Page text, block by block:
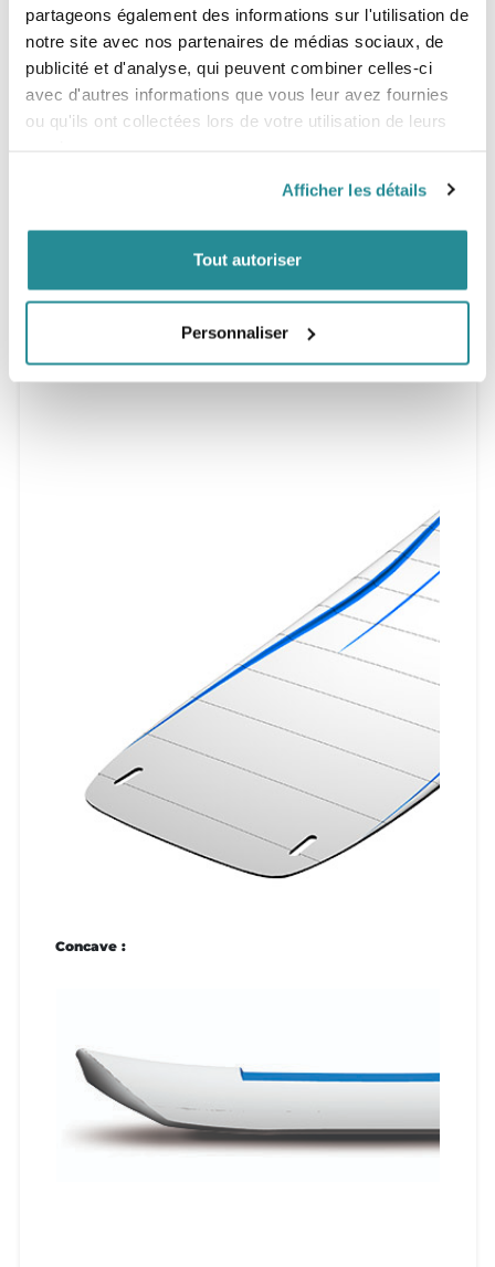
partageons également des informations sur l'utilisation de
notre site avec nos partenaires de médias sociaux, de
publicité et d'analyse, qui peuvent combiner celles-ci
avec d'autres informations que vous leur avez fournies
ou qu'ils ont collectées lors de votre utilisation de leurs
Afficher les détails
Tout autoriser
Personnaliser
Tip Recess :
Concave :